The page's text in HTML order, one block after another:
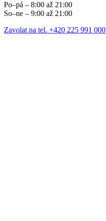
Po–pá – 8:00 až 21:00
So–ne – 9:00 až 21:00
Zavolat na tel. +420 225 991 000